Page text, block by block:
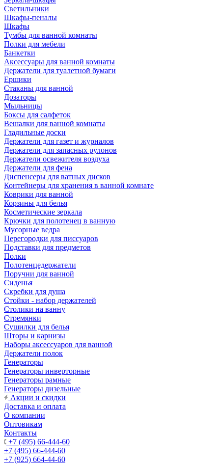
Светильники
Шкафы-пеналы
Шкафы
Тумбы для ванной комнаты
Полки для мебели
Банкетки
Аксессуары для ванной комнаты
Держатели для туалетной бумаги
Ершики
Стаканы для ванной
Дозаторы
Мыльницы
Боксы для салфеток
Вешалки для ванной комнаты
Гладильные доски
Держатели для газет и журналов
Держатели для запасных рулонов
Держатели освежителя воздуха
Держатели для фена
Диспенсеры для ватных дисков
Контейнеры для хранения в ванной комнате
Коврики для ванной
Корзины для белья
Косметические зеркала
Крючки для полотенец в ванную
Мусорные ведра
Перегородки для писсуаров
Подставки для предметов
Полки
Полотенцедержатели
Поручни для ванной
Сиденья
Скребки для душа
Стойки - набор держателей
Столики на ванну
Стремянки
Сушилки для белья
Шторы и карнизы
Наборы аксессуаров для ванной
Держатели полок
Генераторы
Генераторы инверторные
Генераторы рамные
Генераторы дизельные
Акции и скидки
Доставка и оплата
О компании
Оптовикам
Контакты
+7 (495) 66-444-60
+7 (495) 66-444-60
+7 (925) 664-44-60